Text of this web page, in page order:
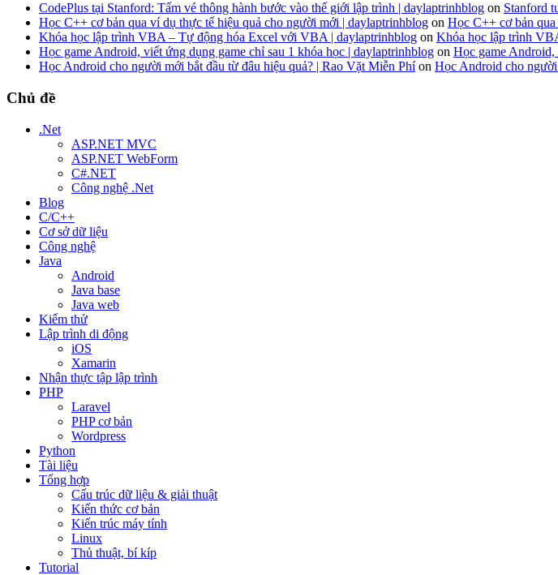
CodePlus tại Stanford: Tấm vé thông hành bước vào thế giới lập trình | daylaptrinhblog on Stanford
Học C++ cơ bản qua ví dụ thực tế hiệu quả cho người mới | daylaptrinhblog on Học C++ cơ bản
Khóa học lập trình VBA – Tự động hóa Excel với VBA | daylaptrinhblog on Khóa học lập trình
Học game Android, viết ứng dụng game chỉ sau 1 khóa học | daylaptrinhblog on Học game Android,
Học Android cho người mới bắt đầu từ đâu hiệu quả? | Rao Vặt Miễn Phíon Học Android cho
Chủ đề
.Net
ASP.NET MVC
ASP.NET WebForm
C#.NET
Công nghệ .Net
Blog
C/C++
Cơ sở dữ liệu
Công nghệ
Java
Android
Java base
Java web
Kiểm thử
Lập trình di động
iOS
Xamarin
Nhận thực tập lập trình
PHP
Laravel
PHP cơ bản
Wordpress
Python
Tài liệu
Tổng hợp
Cấu trúc dữ liệu & giải thuật
Kiến thức cơ bản
Kiến trúc máy tính
Linux
Thủ thuật, bí kíp
Tutorial